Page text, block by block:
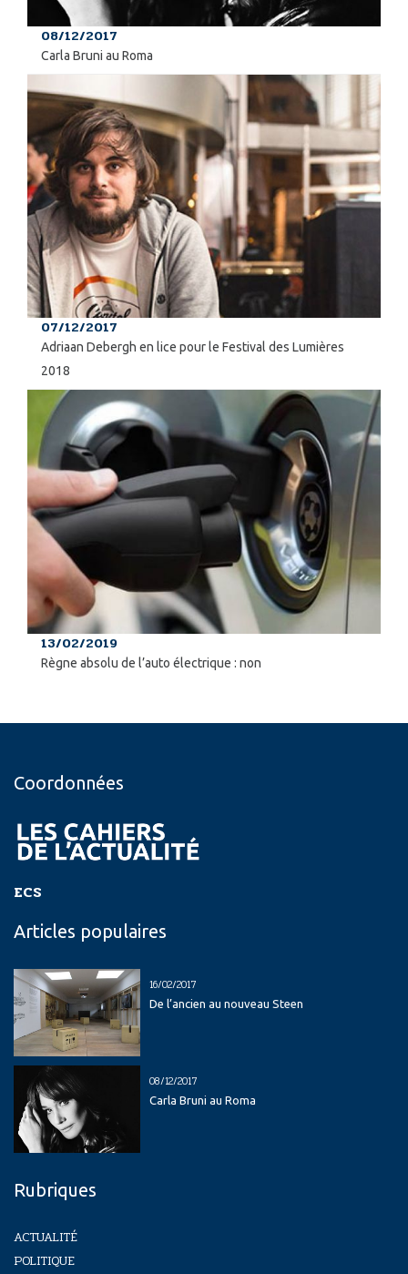
08/12/2017
Carla Bruni au Roma
07/12/2017
Adriaan Debergh en lice pour le Festival des Lumières
2018
13/02/2019
Règne absolu de l’auto électrique : non
Coordonnées
ECS
Articles populaires
16/02/2017
De l’ancien au nouveau Steen
08/12/2017
Carla Bruni au Roma
Rubriques
ACTUALITÉ
POLITIQUE